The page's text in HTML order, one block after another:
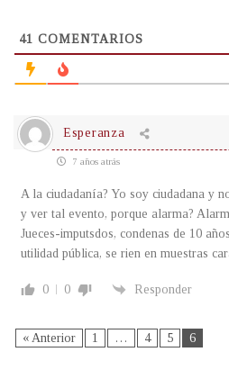
41 COMENTARIOS
Esperanza
7 años atrás
A la ciudadanía? Yo soy ciudadana y
y ver tal evento, porque alarma?
Jueces-imputsdos, condenas de 10
utilidad pública, se rien en muestras
0 0 Responder
« Anterior 1 … 4 5 6